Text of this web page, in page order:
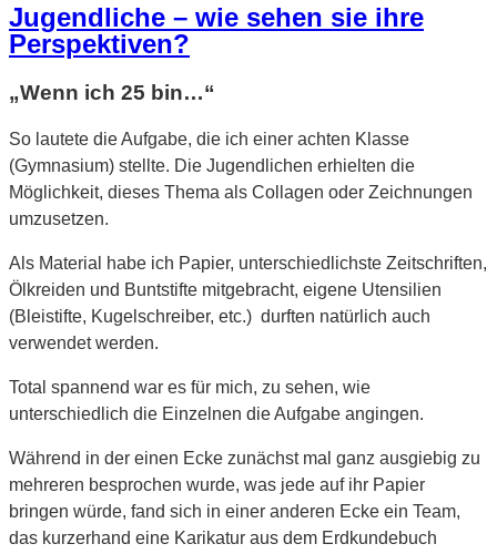
Jugendliche – wie sehen sie ihre
Perspektiven?
„Wenn ich 25 bin…“
So lautete die Aufgabe, die ich einer achten Klasse
(Gymnasium) stellte. Die Jugendlichen erhielten die
Möglichkeit, dieses Thema als Collagen oder Zeichnungen
umzusetzen.
Als Material habe ich Papier, unterschiedlichste Zeitschriften,
Ölkreiden und Buntstifte mitgebracht, eigene Utensilien
(Bleistifte, Kugelschreiber, etc.) durften natürlich auch
verwendet werden.
Total spannend war es für mich, zu sehen, wie
unterschiedlich die Einzelnen die Aufgabe angingen.
Während in der einen Ecke zunächst mal ganz ausgiebig zu
mehreren besprochen wurde, was jede auf ihr Papier
bringen würde, fand sich in einer anderen Ecke ein Team,
das kurzerhand eine Karikatur aus dem Erdkundebuch